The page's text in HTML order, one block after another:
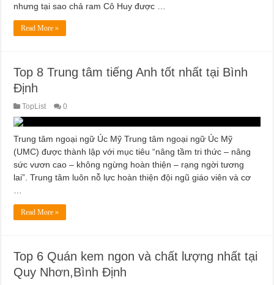
nhưng tại sao chả ram Cô Huy được …
Read More »
Top 8 Trung tâm tiếng Anh tốt nhất tại Bình
Định
TopList 0
Trung tâm ngoại ngữ Úc Mỹ Trung tâm ngoại ngữ Úc Mỹ
(UMC) được thành lập với mục tiêu “nâng tầm tri thức – nâng
sức vươn cao – không ngừng hoàn thiện – rạng ngời tương
lai”. Trung tâm luôn nỗ lực hoàn thiện đội ngũ giáo viên và cơ
Read More »
Top 6 Quán kem ngon và chất lượng nhất tại
Quy Nhơn,Bình Định